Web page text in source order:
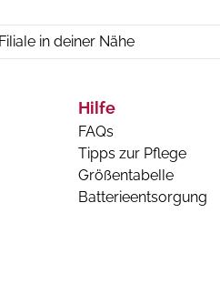
in deiner Nähe
Hilfe
FAQs
Tipps zur Pflege
Größentabelle
Batterieentsorgung